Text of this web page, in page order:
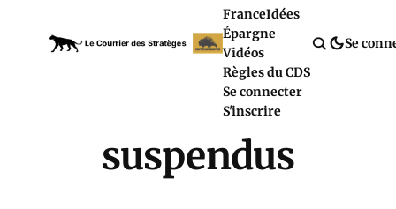
FranceIdées
Épargne
Vidéos
Règles du CDS
Se connecter
S'inscrire
Se
suspendus